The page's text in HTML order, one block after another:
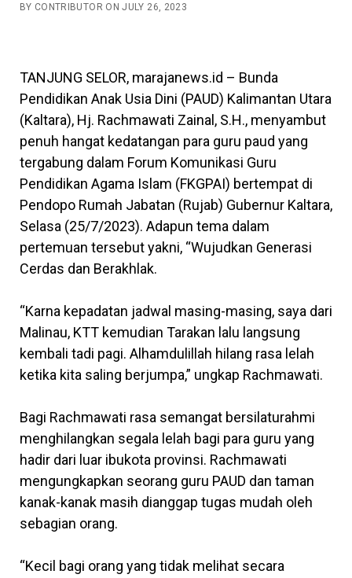
BY CONTRIBUTOR ON JULY 26, 2023
TANJUNG SELOR, marajanews.id – Bunda
Pendidikan Anak Usia Dini (PAUD) Kalimantan Utara
(Kaltara), Hj. Rachmawati Zainal, S.H., menyambut
penuh hangat kedatangan para guru paud yang
tergabung dalam Forum Komunikasi Guru
Pendidikan Agama Islam (FKGPAI) bertempat di
Pendopo Rumah Jabatan (Rujab) Gubernur Kaltara,
Selasa (25/7/2023). Adapun tema dalam
pertemuan tersebut yakni, “Wujudkan Generasi
Cerdas dan Berakhlak.
“Karna kepadatan jadwal masing-masing, saya dari
Malinau, KTT kemudian Tarakan lalu langsung
kembali tadi pagi. Alhamdulillah hilang rasa lelah
ketika kita saling berjumpa,” ungkap Rachmawati.
Bagi Rachmawati rasa semangat bersilaturahmi
menghilangkan segala lelah bagi para guru yang
hadir dari luar ibukota provinsi. Rachmawati
mengungkapkan seorang guru PAUD dan taman
kanak-kanak masih dianggap tugas mudah oleh
sebagian orang.
“Kecil bagi orang yang tidak melihat secara